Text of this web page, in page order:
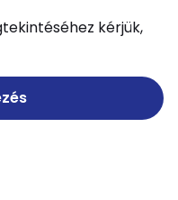
kérjük,